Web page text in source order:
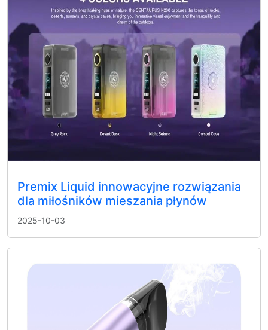
Premix Liquid innowacyjne rozwiązania
dla miłośników mieszania płynów
2025-10-03